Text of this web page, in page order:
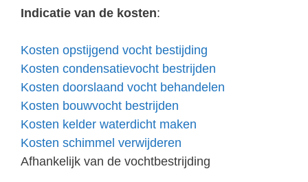
Indicatie van de kosten:
Kosten opstijgend vocht bestijding
Kosten condensatievocht bestrijden
Kosten doorslaand vocht behandelen
Kosten bouwvocht bestrijden
Kosten kelder waterdicht maken
Kosten schimmel verwijderen
Afhankelijk van de vochtbestrijding